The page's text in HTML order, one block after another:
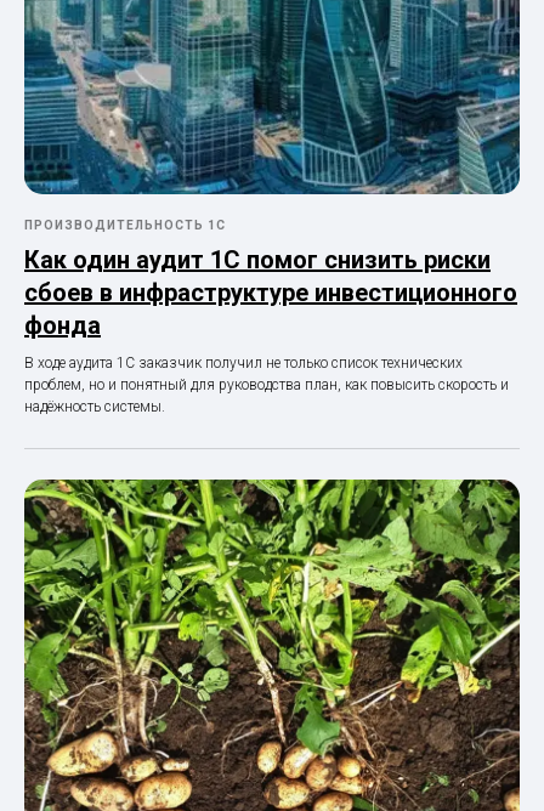
ПРОИЗВОДИТЕЛЬНОСТЬ 1С
Как один аудит 1С помог снизить риски
сбоев в инфраструктуре инвестиционного
фонда
В ходе аудита 1С заказчик получил не только список технических
проблем, но и понятный для руководства план, как повысить скорость и
надёжность системы.